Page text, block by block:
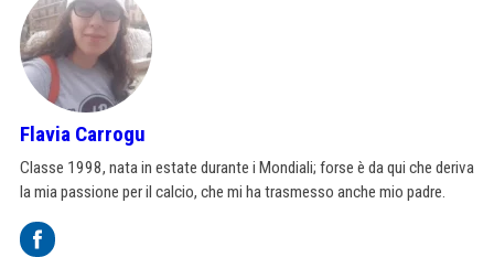
Flavia Carrogu
Classe 1998, nata in estate durante i Mondiali; forse è da qui che deriva
la mia passione per il calcio, che mi ha trasmesso anche mio padre.